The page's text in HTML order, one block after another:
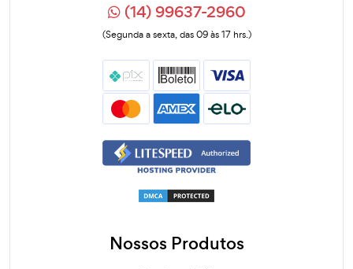
(14) 99637-2960
(Segunda a sexta, das 09 às 17 hrs.)
Nossos Produtos